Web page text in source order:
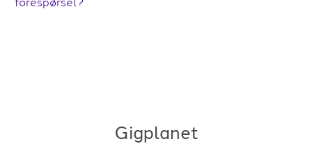
Gigplanet